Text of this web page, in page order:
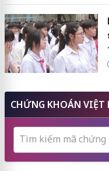
CHỨNG KHOÁN VIỆT
Tìm kiếm mã chứng